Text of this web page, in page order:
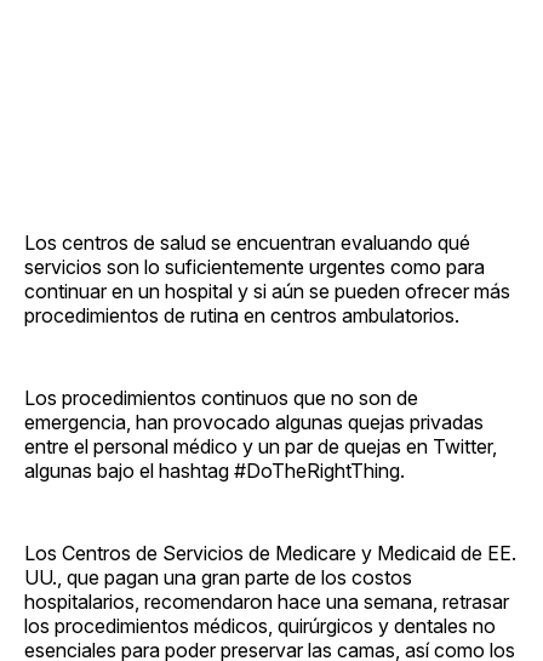
Los centros de salud se encuentran evaluando qué
servicios son lo suficientemente urgentes como para
continuar en un hospital y si aún se pueden ofrecer más
procedimientos de rutina en centros ambulatorios.
Los procedimientos continuos que no son de
emergencia, han provocado algunas quejas privadas
entre el personal médico y un par de quejas en Twitter,
algunas bajo el hashtag #DoTheRightThing.
Los Centros de Servicios de Medicare y Medicaid de EE.
UU., que pagan una gran parte de los costos
hospitalarios, recomendaron hace una semana, retrasar
los procedimientos médicos, quirúrgicos y dentales no
esenciales para poder preservar las camas, así como los